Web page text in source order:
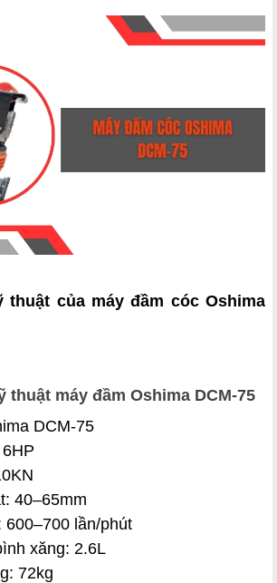
gọn nhẹ – Linh hoạt sử dụng
– Bảo vệ tối ưu
thuật của máy đầm cóc Oshima
thuật máy đầm Oshima DCM-75
DCM-75
40–65mm
600–700 lần/phút
xăng: 2.6L
72kg